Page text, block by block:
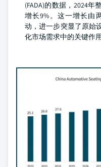
(FADA)的数据，2024
增长9%。这一增长由
动，进一步突显了原始
化市场需求中的关键作用